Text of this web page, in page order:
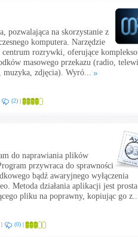
pozwalająca na skorzystanie z
komputera. Narzędzie
centrum rozrywki, oferujące
masowego przekazu (radio,
zdjęcia). Wyró...
(2) |
do naprawiania plików
przywraca do sprawności
bądź awaryjnego wyłączenia
Metoda działania aplikacji jest
pliku na poprawny, kopiując go
| (0) |